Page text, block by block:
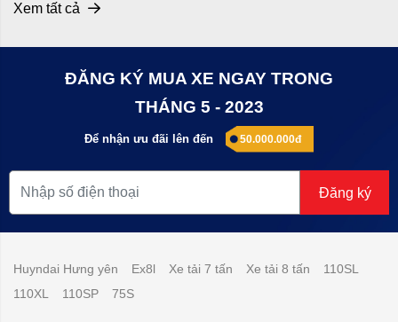
Xem tất cả
ĐĂNG KÝ MUA XE NGAY TRONG
THÁNG 5 - 2023
Để nhận ưu đãi lên đến 50.000.000đ
Đăng ký
Huyndai Hưng yên Ex8l Xe tải 7 tấn Xe tải 8 tấn
110SL
110XL
110SP 75S